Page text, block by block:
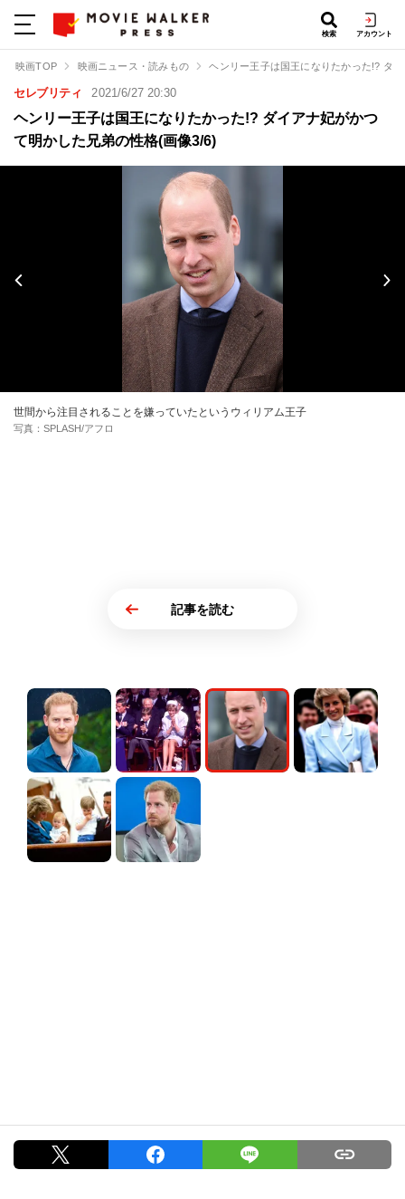
検索 アカウント
映画TOP 映画ニュース・読みもの ヘンリー王子は国王になりたかった!? ダ
セレブリティ 2021/6/27 20:30
ヘンリー王子は国王になりたかった!? ダイアナ妃がかつ
て明かした兄弟の性格(画像3/6)
世間から注目されることを嫌っていたというウィリアム王子
写真：SPLASH/アフロ
記事を読む